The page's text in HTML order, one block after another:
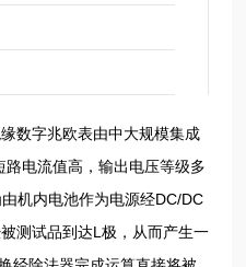
字兆欧表由中大规模集成
电流值高，输出电压等级多
机内电池作为电源经DC/DC
测试品到达L极，从而产生一